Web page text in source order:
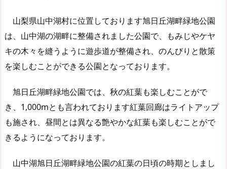
山梨県山中湖村に位置しております旭日丘湖畔緑地公園
は、山中湖の湖畔に整備されました公園で、もみじやケヤ
キの木々を縫うように遊歩道が整備され、のんびりと散策
を楽しむことができる公園となっております。
旭日丘湖畔緑地公園では、秋の紅葉も楽しむことがで
き、1,000mとも言われております紅葉回廊はライトアップ
も施され、昼間とは異なる艶やかな紅葉も楽しむことがで
きるようになっております。
山中湖旭日丘湖畔緑地公園の紅葉の日頃の時期としまし